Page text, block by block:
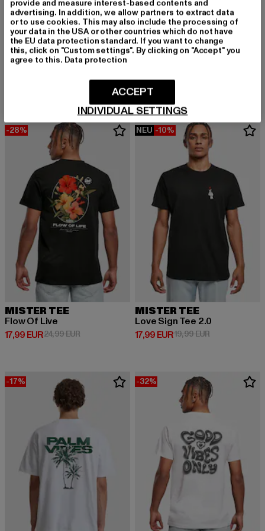
MISTER TEE
Peace Sign
16,99 EUR
Derzeitiger Preis: 16,99 EURAktionspreis: 19,99 EUR
18,99 EUR
Derzeitiger Preis: 18,99 EUR
24,99 EUR
-28%
MISTER TEE
Flow Of Live
17,99 EUR
Derzeitiger Preis: 17,99 EUR
24,99 EURAktionspreis: 24,99 EUR
NEU -10%
MISTER TEE
Love Sign Tee 2.0
17,99 EUR
Derzeitiger Preis: 17,99 EUR
19,99 EURAktionspreis:
-17% -32%
provide and measure interest-based contents and
advertising. In addition, we allow partners to extract data
or to use cookies. This may also include the processing of
your data in the USA or other countries which do not have
the EU data protection standard. If you want to change
this, click on "Custom settings". By clicking on "Accept" you
agree to this. Data protection
INDIVIDUAL SETTINGS
ACCEPT